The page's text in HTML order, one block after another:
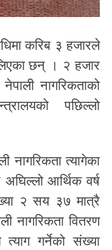
करिब ३ हजारले
छन् । २ हजार
नागरिकताको
पछिल्लो
त्यागेका
आर्थिक वर्ष
२ सय ३७ मात्रै
नागरिकता वितरण
गर्नेको संख्या